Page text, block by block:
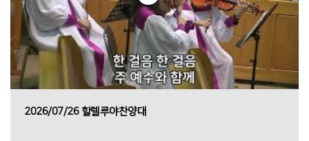
2026/07/26 할렐루야찬양대